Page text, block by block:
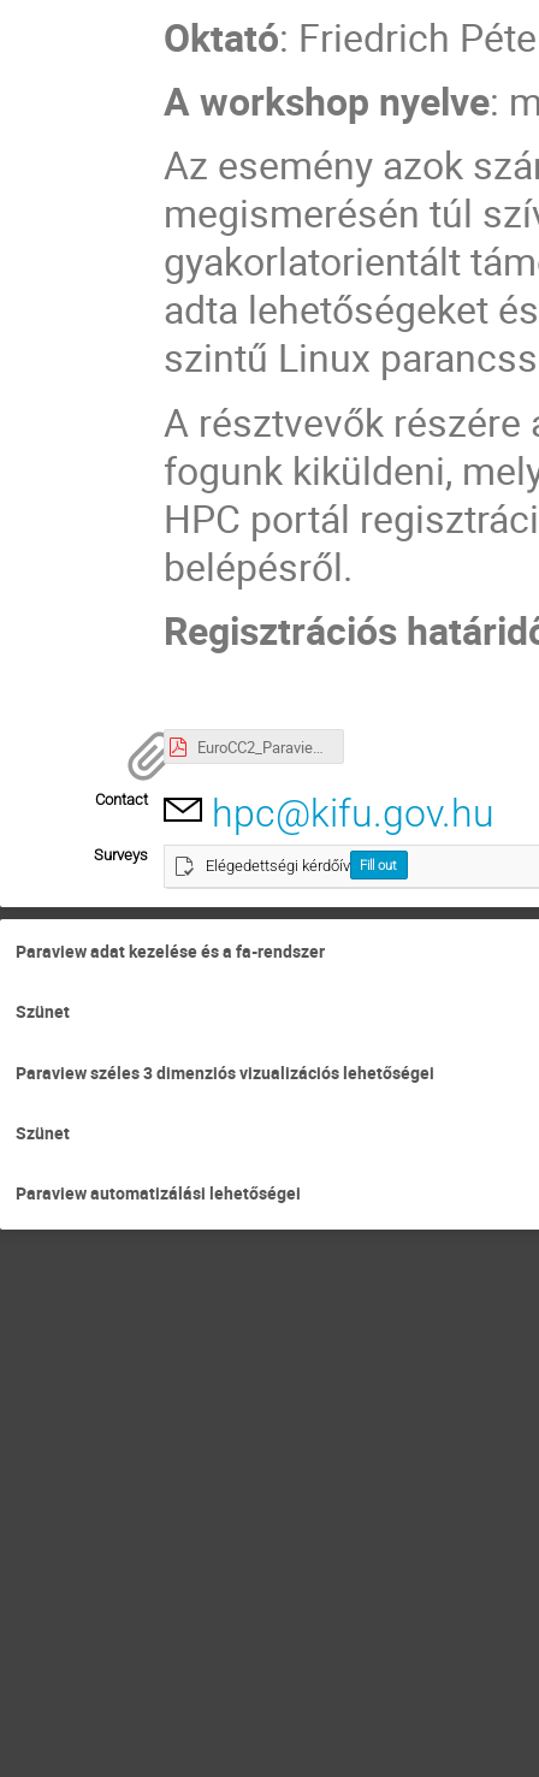
Oktató: Friedrich
A workshop nyelve:
Az esemény azok
megismerésén túl
gyakorlatorientált
adta lehetőségeket és
szintű Linux
A résztvevők
fogunk kiküldeni,
HPC portál
belépésről.
Regisztrációs
EuroCC2_Paraview_bevezetes_leiras (1).pdf
Contact hpc@kifu.gov.hu
Surveys
Elégedettségi kérdőív Fill out
Paraview adat kezelése és a fa-rendszer
Szünet
Paraview széles 3 dimenziós vizualizációs lehetőségei
Szünet
Paraview automatizálási lehetőségei